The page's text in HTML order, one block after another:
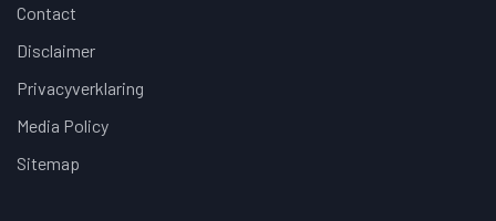
Contact
Disclaimer
Privacyverklaring
Media Policy
Sitemap